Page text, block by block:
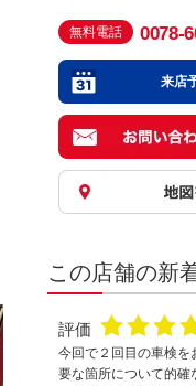
無料電話 0078-
来店
この店舗の新
評価
今回で２回目の車検を
要な箇所について的確